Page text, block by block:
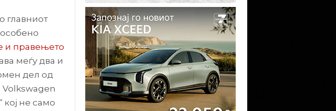
главниот
и правењето
меѓу два и
дел од
Volkswagen
кој не само